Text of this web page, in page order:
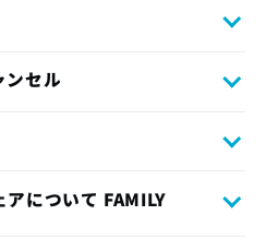
ンセル
について FAMILY